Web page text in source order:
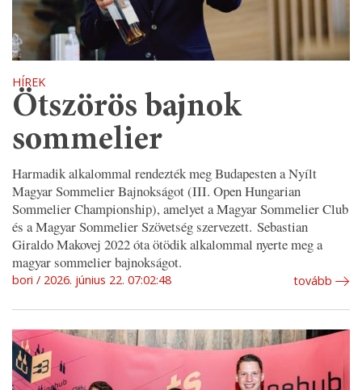
HÍREK
Ötszörös bajnok
sommelier
Harmadik alkalommal rendezték meg Budapesten a Nyílt
Magyar Sommelier Bajnokságot (III. Open Hungarian
Sommelier Championship), amelyet a Magyar Sommelier Club
és a Magyar Sommelier Szövetség szervezett. Sebastian
Giraldo Makovej 2022 óta ötödik alkalommal nyerte meg a
magyar sommelier bajnokságot.
bori 2026. június 22. 07:02:48 tovább